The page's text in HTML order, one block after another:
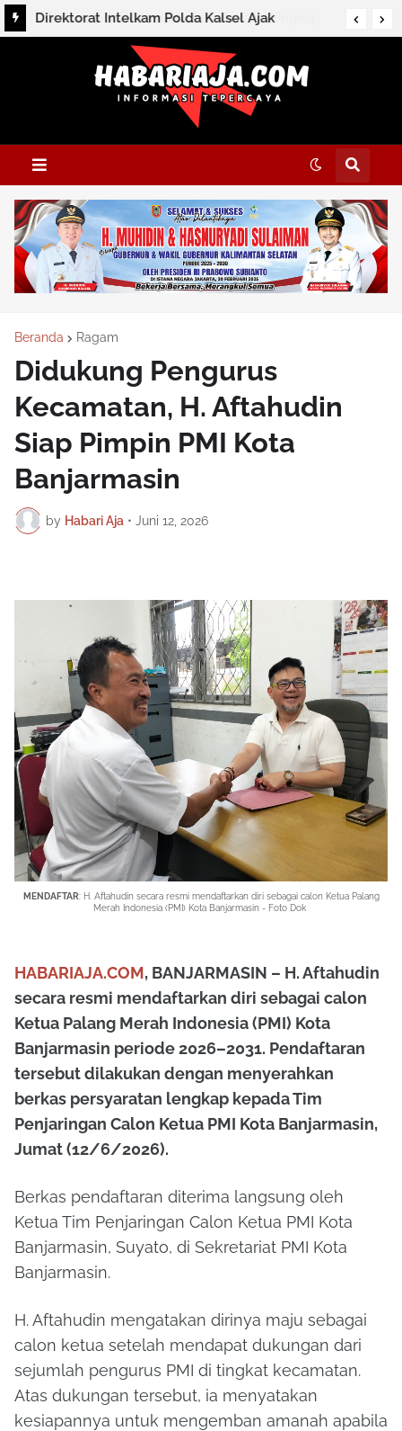
Direktorat Intelkam Polda Kalsel Ajak
Masyarakat Perkuat Persatuan Melalui
Silaturahmi dan Dialog Kamtibmas di HSS
Beranda Ragam
Didukung Pengurus
Kecamatan, H. Aftahudin
Siap Pimpin PMI Kota
Banjarmasin
by Habari Aja • Juni 12, 2026
MENDAFTAR: H. Aftahudin secara resmi mendaftarkan diri sebagai calon Ketua Palang
Merah Indonesia (PMI) Kota Banjarmasin - Foto Dok
HABARIAJA.COM, BANJARMASIN – H. Aftahudin
secara resmi mendaftarkan diri sebagai calon
Ketua Palang Merah Indonesia (PMI) Kota
Banjarmasin periode 2026–2031. Pendaftaran
tersebut dilakukan dengan menyerahkan
berkas persyaratan lengkap kepada Tim
Penjaringan Calon Ketua PMI Kota Banjarmasin,
Jumat (12/6/2026).
Berkas pendaftaran diterima langsung oleh
Ketua Tim Penjaringan Calon Ketua PMI Kota
Banjarmasin, Suyato, di Sekretariat PMI Kota
Banjarmasin.
H. Aftahudin mengatakan dirinya maju sebagai
calon ketua setelah mendapat dukungan dari
sejumlah pengurus PMI di tingkat kecamatan.
Atas dukungan tersebut, ia menyatakan
kesiapannya untuk mengemban amanah apabila